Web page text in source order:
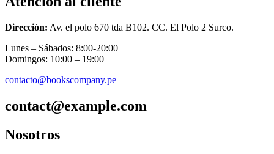
Dirección: Av. el polo 670 tda B102. CC. El Polo 2 Surco.
Lunes – Sábados: 8:00-20:00
Domingos: 10:00 – 19:00
contacto@bookscompany.pe
contact@example.com
Nosotros